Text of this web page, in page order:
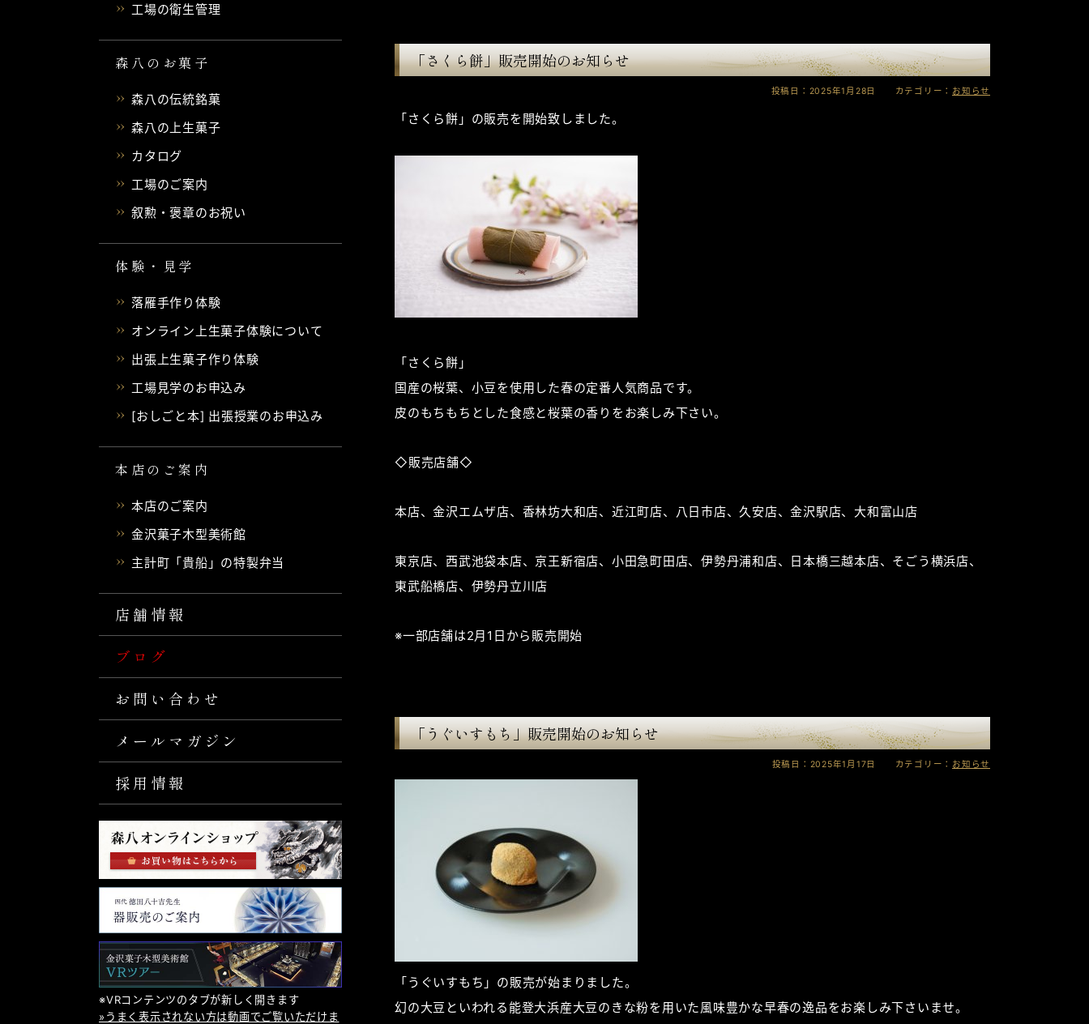
工場の衛生管理
森八のお菓子
森八の伝統銘菓
森八の上生菓子
カタログ
工場のご案内
叙勲・褒章のお祝い
体験・見学
落雁手作り体験
オンライン上生菓子体験について
出張上生菓子作り体験
工場見学のお申込み
[おしごと本] 出張授業のお申込み
本店のご案内
本店のご案内
金沢菓子木型美術館
主計町「貴船」の特製弁当
店舗情報
ブログ
お問い合わせ
メールマガジン
採用情報
※VRコンテンツのタブが新しく開きます
»うまく表示されない方は動画でご覧いただけま
「さくら餅」販売開始のお知らせ
投稿日：2025年1月28日 カテゴリー： お知らせ
「さくら餅」の販売を開始致しました。
「さくら餅」
国産の桜葉、小豆を使用した春の定番人気商品です。
皮のもちもちとした食感と桜葉の香りをお楽しみ下さい。
◇販売店舗◇
本店、金沢エムザ店、香林坊大和店、近江町店、八日市店、久安店、金沢駅店、大和富山店
東京店、西武池袋本店、京王新宿店、小田急町田店、伊勢丹浦和店、日本橋三越本店、そごう横浜店、
東武船橋店、伊勢丹立川店
※一部店舗は2月1日から販売開始
「うぐいすもち」販売開始のお知らせ
投稿日：2025年1月17日 カテゴリー： お知らせ
「うぐいすもち」の販売が始まりました。
幻の大豆といわれる能登大浜産大豆のきな粉を用いた風味豊かな早春の逸品をお楽しみ下さいませ。